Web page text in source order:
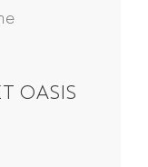
OASIS